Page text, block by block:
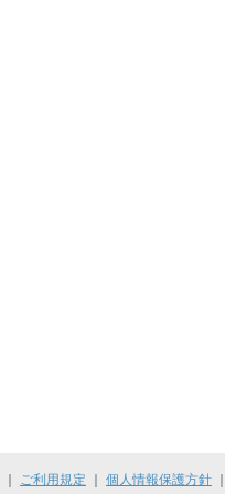
ご利用規定 個人情報保護方針